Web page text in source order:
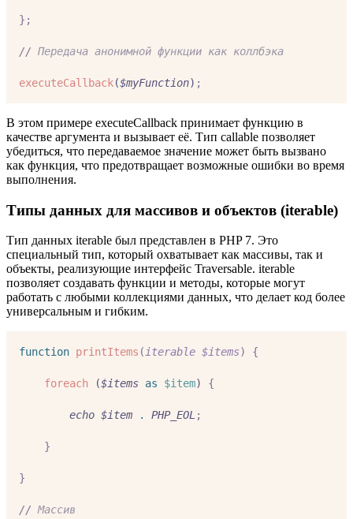
};
// Передача анонимной функции как коллбэка
executeCallback($myFunction) ;
В этом примере executeCallback принимает функцию в
качестве аргумента и вызывает её. Тип callable позволяет
убедиться, что передаваемое значение может быть вызвано
как функция, что предотвращает возможные ошибки во время
выполнения.
Типы данных для массивов и объектов (iterable)
Тип данных iterable был представлен в PHP 7. Это
специальный тип, который охватывает как массивы, так и
объекты, реализующие интерфейс Traversable. iterable
позволяет создавать функции и методы, которые могут
работать с любыми коллекциями данных, что делает код более
универсальным и гибким.
function printItems (iterable $items) {
foreach ($items as $item) {
echo $item . PHP_EOL ;
}
}
// Массив